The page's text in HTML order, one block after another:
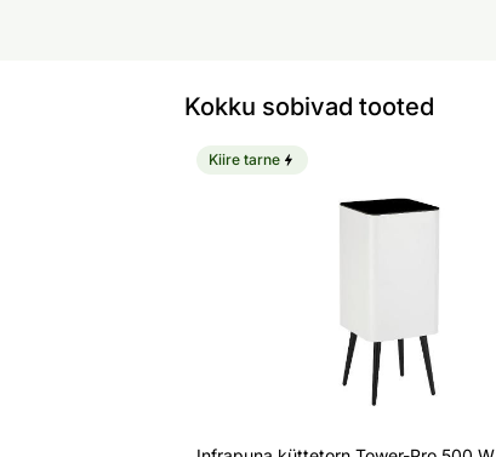
Kokku sobivad tooted
Kiire tarne